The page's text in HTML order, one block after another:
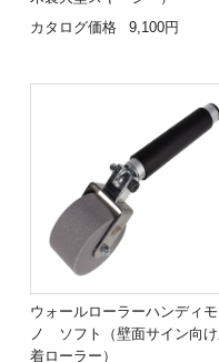
カタログ価格
9,100円
ウォールローラーハンディモ
ノ ソフト（壁面サイン向
着ローラー）